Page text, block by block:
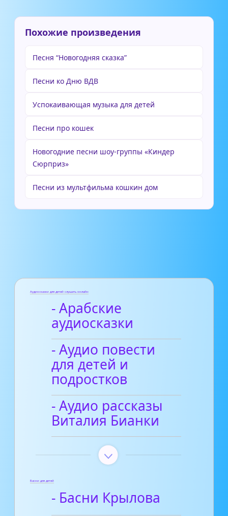
Похожие произведения
Песня “Новогодняя сказка”
Песни ко Дню ВДВ
Успокаивающая музыка для детей
Песни про кошек
Новогодние песни шоу-группы «Киндер
Сюрприз»
Песни из мультфильма кошкин дом
Аудиосказки для детей слушать онлайн
- Арабские
аудиосказки
- Аудио повести
для детей и
подростков
- Аудио рассказы
Виталия Бианки
Басни для детей
- Басни Крылова